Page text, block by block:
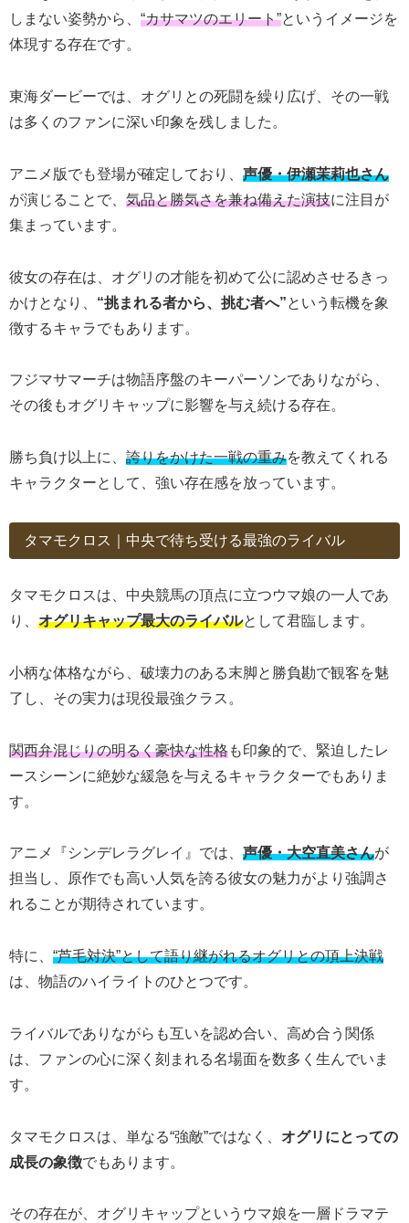
しまない姿勢から、 “カサマツのエリート”というイメージを
体現する存在です。
東海ダービーでは、オグリとの死闘を繰り広げ、その一戦
は多くのファンに深い印象を残しました。
アニメ版でも登場が確定しており、 声優・伊瀬茉莉也さん
が演じることで、 気品と勝気さを兼ね備えた演技に注目が
集まっています。
彼女の存在は、オグリの才能を初めて公に認めさせるきっ
かけとなり、 “挑まれる者から、挑む者へ”という転機を象
徴するキャラでもあります。
フジマサマーチは物語序盤のキーパーソンでありながら、
その後もオグリキャップに影響を与え続ける存在。
勝ち負け以上に、 誇りをかけた一戦の重みを教えてくれる
キャラクターとして、強い存在感を放っています。
タマモクロス｜中央で待ち受ける最強のライバル
タマモクロスは、中央競馬の頂点に立つウマ娘の一人であ
り、 オグリキャップ最大のライバルとして君臨します。
小柄な体格ながら、破壊力のある末脚と勝負勘で観客を魅
了し、その実力は現役最強クラス。
関西弁混じりの明るく豪快な性格も印象的で、緊迫したレ
ースシーンに絶妙な緩急を与えるキャラクターでもありま
す。
アニメ『シンデレラグレイ』では、 声優・大空直美さんが
担当し、原作でも高い人気を誇る彼女の魅力がより強調さ
れることが期待されています。
特に、 “芦毛対決”として語り継がれるオグリとの頂上決戦
は、物語のハイライトのひとつです。
ライバルでありながらも互いを認め合い、高め合う関係
は、ファンの心に深く刻まれる名場面を数多く生んでいま
す。
タマモクロスは、単なる“強敵”ではなく、 オグリにとっての
成長の象徴でもあります。
その存在が、オグリキャップというウマ娘を一層ドラマテ